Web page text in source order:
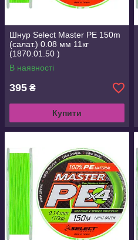
Шнур Select Master PE 150m
(салат.) 0.08 мм 11кг
(1870.01.50 )
В наявності
395 ₴
Купити